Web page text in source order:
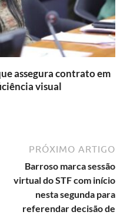
assegura contrato em
visual
PRÓXIMO ARTIGO
Barroso marca sessão
virtual do STF com início
nesta segunda para
referendar decisão de